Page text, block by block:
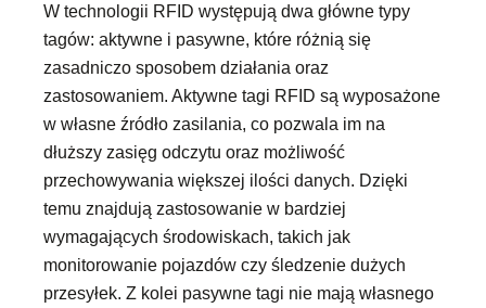
W technologii RFID występują dwa główne typy
tagów: aktywne i pasywne, które różnią się
zasadniczo sposobem działania oraz
zastosowaniem. Aktywne tagi RFID są wyposażone
w własne źródło zasilania, co pozwala im na
dłuższy zasięg odczytu oraz możliwość
przechowywania większej ilości danych. Dzięki
temu znajdują zastosowanie w bardziej
wymagających środowiskach, takich jak
monitorowanie pojazdów czy śledzenie dużych
przesyłek. Z kolei pasywne tagi nie mają własnego